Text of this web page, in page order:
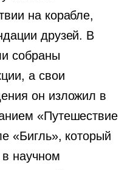
на корабле,
друзей. В
собраны
а свои
он изложил в
«Путешествие
«Бигль», который
научном